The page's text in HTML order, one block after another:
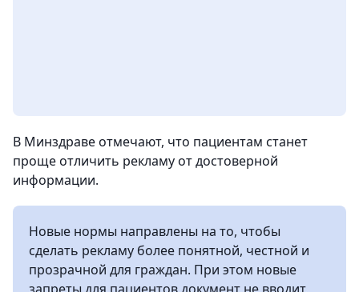
В Минздраве отмечают, что пациентам станет
проще отличить рекламу от достоверной
информации.
Новые нормы направлены на то, чтобы
сделать рекламу более понятной, честной и
прозрачной для граждан. При этом новые